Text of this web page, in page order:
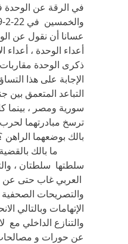
في الرقة عن الوحدة
عسانا أن نقول عن
أعداء الوحدة ،
ذكرى الوحدة
الإجابة على هذا
التباعد المتعمق بين
سورية ومصر ، بينما
ترسخ مبادرتهما
بالك بوضعهما الراهن
ما بالك بالقضية
سلطتها سلطتان ،
العربي غاب حتى عن
والتصريحات الصحفية
الإتهامات وبالتالي
والتنازع الداخلي
عن حورات و